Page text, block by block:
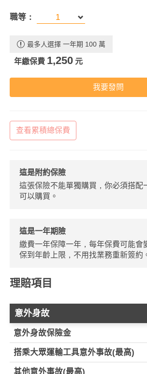
職等：
最多人選擇 一年期 100 萬
年繳保費 1,250 元
我要發問
查看累積總保費
這是附約保險
這張保險不能單獨購買，你必須搭配
可以購買。
這是一年期險
繳費一年保障一年，每年保費可能會
保到年齡上限，不用找業務重新簽約
理賠項目
意外身故
意外身故保險金
搭乘大眾運輸工具意外事故(最高)
其他意外事故(最高)